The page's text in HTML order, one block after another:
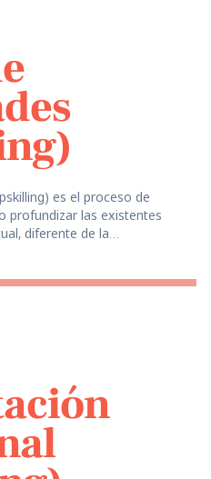
es el proceso de
profundizar las existentes
diferente de la